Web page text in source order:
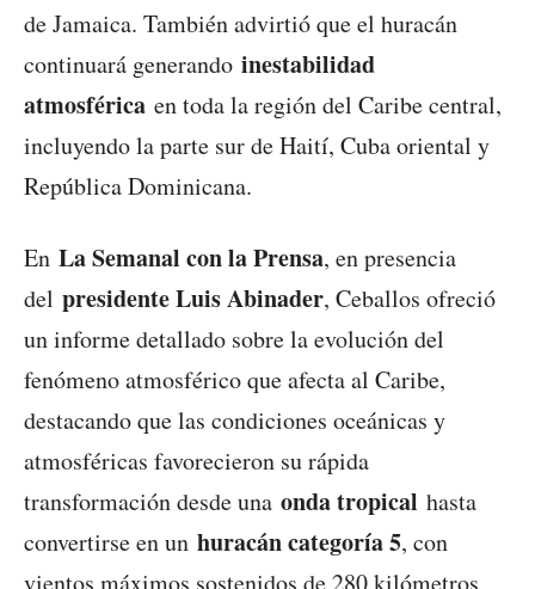
de Jamaica. También advirtió que el huracán
continuará generando inestabilidad
atmosférica en toda la región del Caribe central,
incluyendo la parte sur de Haití, Cuba oriental y
República Dominicana.
En La Semanal con la Prensa, en presencia
del presidente Luis Abinader, Ceballos ofreció
un informe detallado sobre la evolución del
fenómeno atmosférico que afecta al Caribe,
destacando que las condiciones oceánicas y
atmosféricas favorecieron su rápida
transformación desde una onda tropical hasta
convertirse en un huracán categoría 5, con
vientos máximos sostenidos de 280 kilómetros